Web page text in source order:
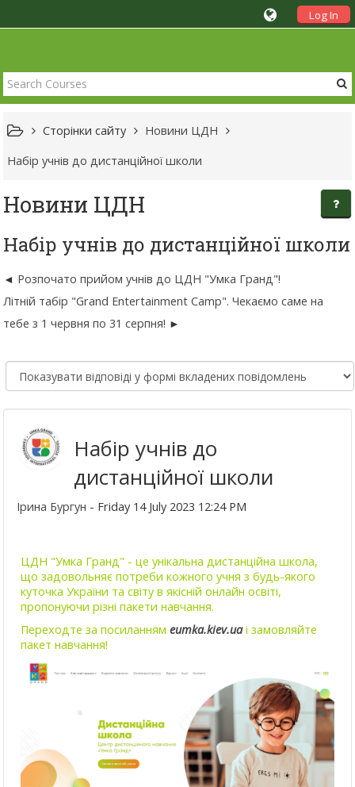
Log In
Сторінки сайту
Новини ЦДН
Набір учнів до дистанційної школи
Новини ЦДН
Набір учнів до дистанційної школи
Розпочато прийом учнів до ЦДН "Умка Гранд"!
Літній табір "Grand Entertainment Camp". Чекаємо саме на
тебе з 1 червня по 31 серпня!
Набір учнів до
дистанційної школи
Ірина Бургун - Friday 14 July 2023 12:24 PM
ЦДН "Умка Гранд" - це унікальна дистанційна школа,
що задовольняє потреби кожного учня з будь-якого
куточка України та світу в якісній онлайн освіті,
пропонуючи різні пакети навчання.
Переходте за посиланнямeumka.kiev.uaі замовляйте
пакет навчання!